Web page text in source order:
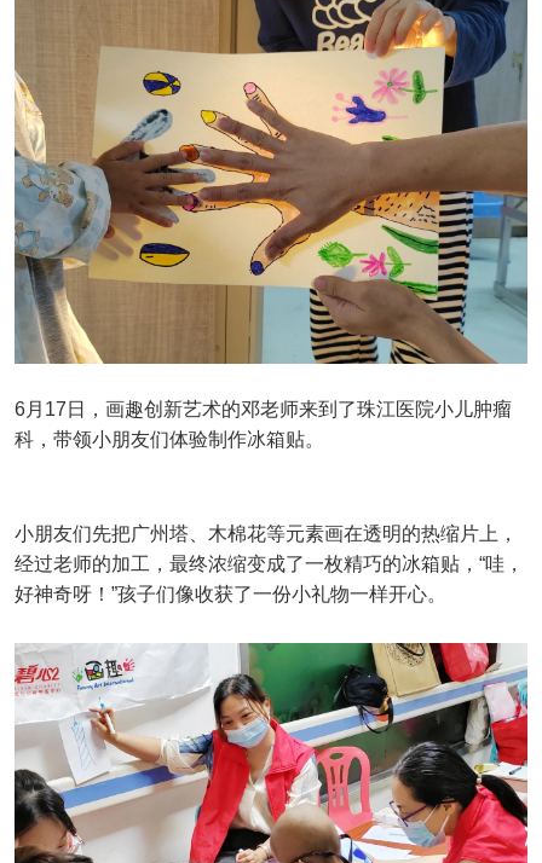
6月17日，画趣创新艺术的邓老师来到了珠江医院小儿肿瘤
科，带领小朋友们体验制作冰箱贴。
小朋友们先把广州塔、木棉花等元素画在透明的热缩片上，
经过老师的加工，最终浓缩变成了一枚精巧的冰箱贴，“哇，
好神奇呀！”孩子们像收获了一份小礼物一样开心。